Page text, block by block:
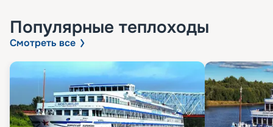
Популярные теплоходы
Смотреть все